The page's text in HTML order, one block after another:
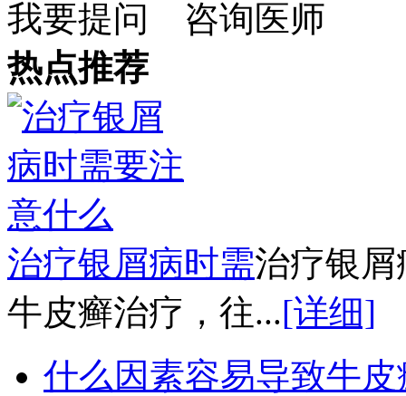
我要提问
咨询医师
热点推荐
治疗银屑病时需治疗银
牛皮癣治疗，往...[详细]
什么因素容易导致牛皮